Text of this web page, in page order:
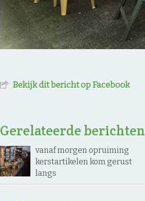
Bekijk dit bericht op Facebook
Gerelateerde berichten
vanaf morgen opruiming
kerstartikelen kom gerust
langs